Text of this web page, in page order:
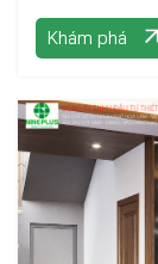
Khám phá